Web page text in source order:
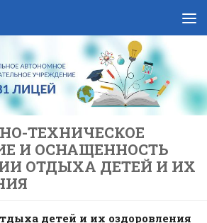
ТЕХНИЧЕСКОЕ
И ОСНАЩЕННОСТЬ
ОТДЫХА ДЕТЕЙ И ИХ
детей и их оздоровления